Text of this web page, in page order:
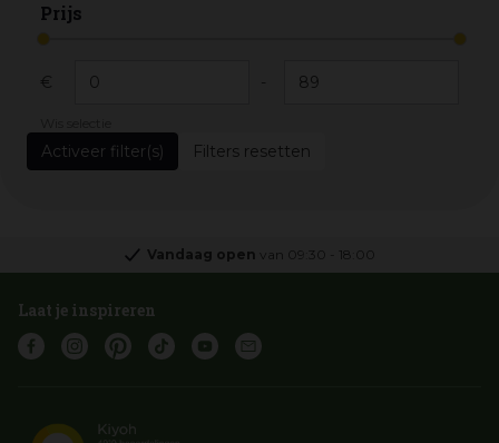
Prijs
€ -
Filters resetten
Vandaag open van 09:30 18:00
Laat je inspireren